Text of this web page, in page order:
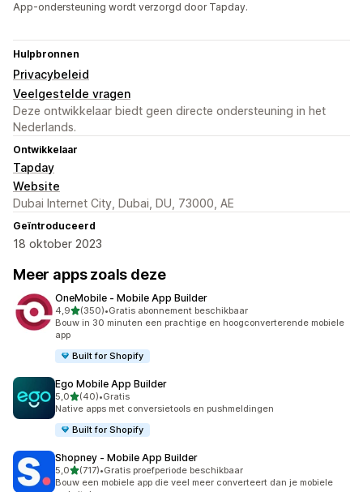
App-ondersteuning wordt verzorgd door Tapday.
Hulpbronnen
Privacybeleid
Veelgestelde vragen
Deze ontwikkelaar biedt geen directe ondersteuning in het
Nederlands.
Ontwikkelaar
Tapday
Website
Dubai Internet City, Dubai, DU, 73000, AE
Geïntroduceerd
18 oktober 2023
Meer apps zoals deze
OneMobile ‑ Mobile App Builder
4,9van 5 sterren
(350)
350 recensies in totaal
•Gratis abonnement beschikbaar
Bouw in 30 minuten een prachtige en hoogconverterende mobiele
app
Built for Shopify
Ego Mobile App Builder
5,0van 5 sterren
(40)
40 recensies in totaal
•Gratis
Native apps met conversietools en pushmeldingen
Built for Shopify
Shopney ‑ Mobile App Builder
5,0van 5 sterren
(717)
717 recensies in totaal
•Gratis proefperiode beschikbaar
Bouw een mobiele app die veel meer converteert dan je mobiele